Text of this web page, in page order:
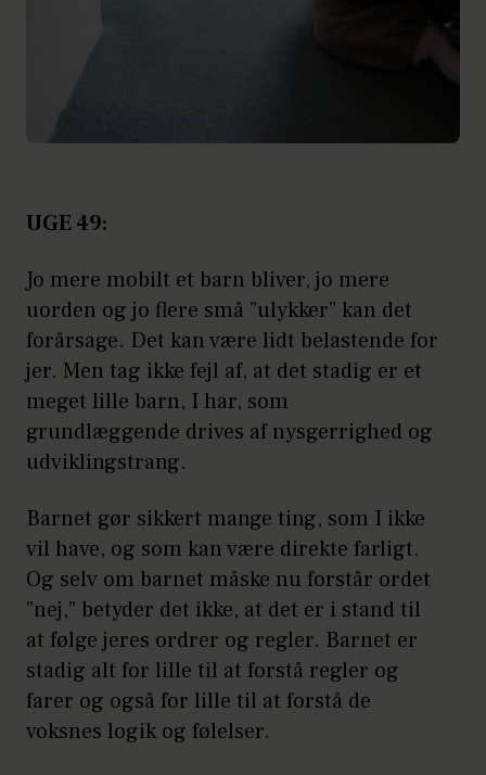
UGE 49:
Jo mere mobilt et barn bliver, jo mere
uorden og jo flere små ”ulykker” kan det
forårsage. Det kan være lidt belastende for
jer. Men tag ikke fejl af, at det stadig er et
meget lille barn, I har, som
grundlæggende drives af nysgerrighed og
udviklingstrang.
Barnet gør sikkert mange ting, som I ikke
vil have, og som kan være direkte farligt.
Og selv om barnet måske nu forstår ordet
”nej,” betyder det ikke, at det er i stand til
at følge jeres ordrer og regler. Barnet er
stadig alt for lille til at forstå regler og
farer og også for lille til at forstå de
voksnes logik og følelser.